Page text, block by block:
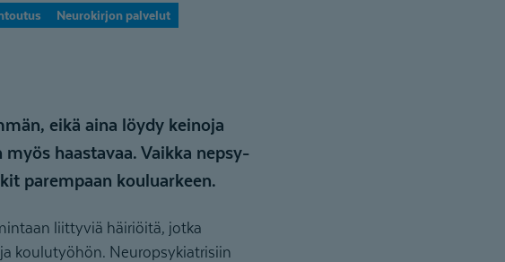
Neurokirjon palvelut
eikä aina löydy keinoja
haastavaa. Vaikka nepsy-
parempaan kouluarkeen.
liittyviä häiriöitä, jotka
koulutyöhön. Neuropsykiatrisiin